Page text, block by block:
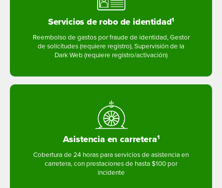
Servicios de robo de identidad1
Reembolso de gastos por fraude de identidad, Gestor
de solicitudes (requiere registro), Supervisión de la
Dark Web (requiere registro/activación)
Asistencia en carretera1
Cobertura de 24 horas para servicios de asistencia en
carretera, con prestaciones de hasta $100 por
incidente